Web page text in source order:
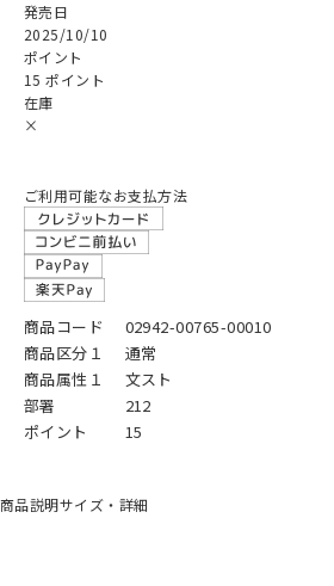
発売日
2025/10/10
ポイント
15 ポイント
在庫
×
ご利用可能なお支払方法
商品コード
02942-00765-00010
商品区分１
通常
商品属性１
文スト
部署
212
ポイント
15
商品説明サイズ・詳細